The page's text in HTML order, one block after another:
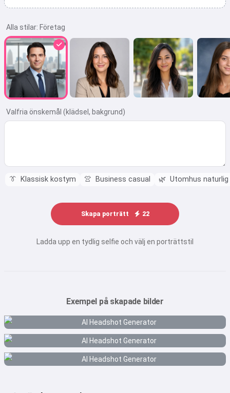
Alla stilar: Företag
Valfria önskemål (klädsel, bakgrund)
👔 Klassisk kostym 👚 Business casual 🌿 Utomhus naturlig
Skapa porträtt 22
Ladda upp en tydlig selfie och välj en porträttstil
Exempel på skapade bilder